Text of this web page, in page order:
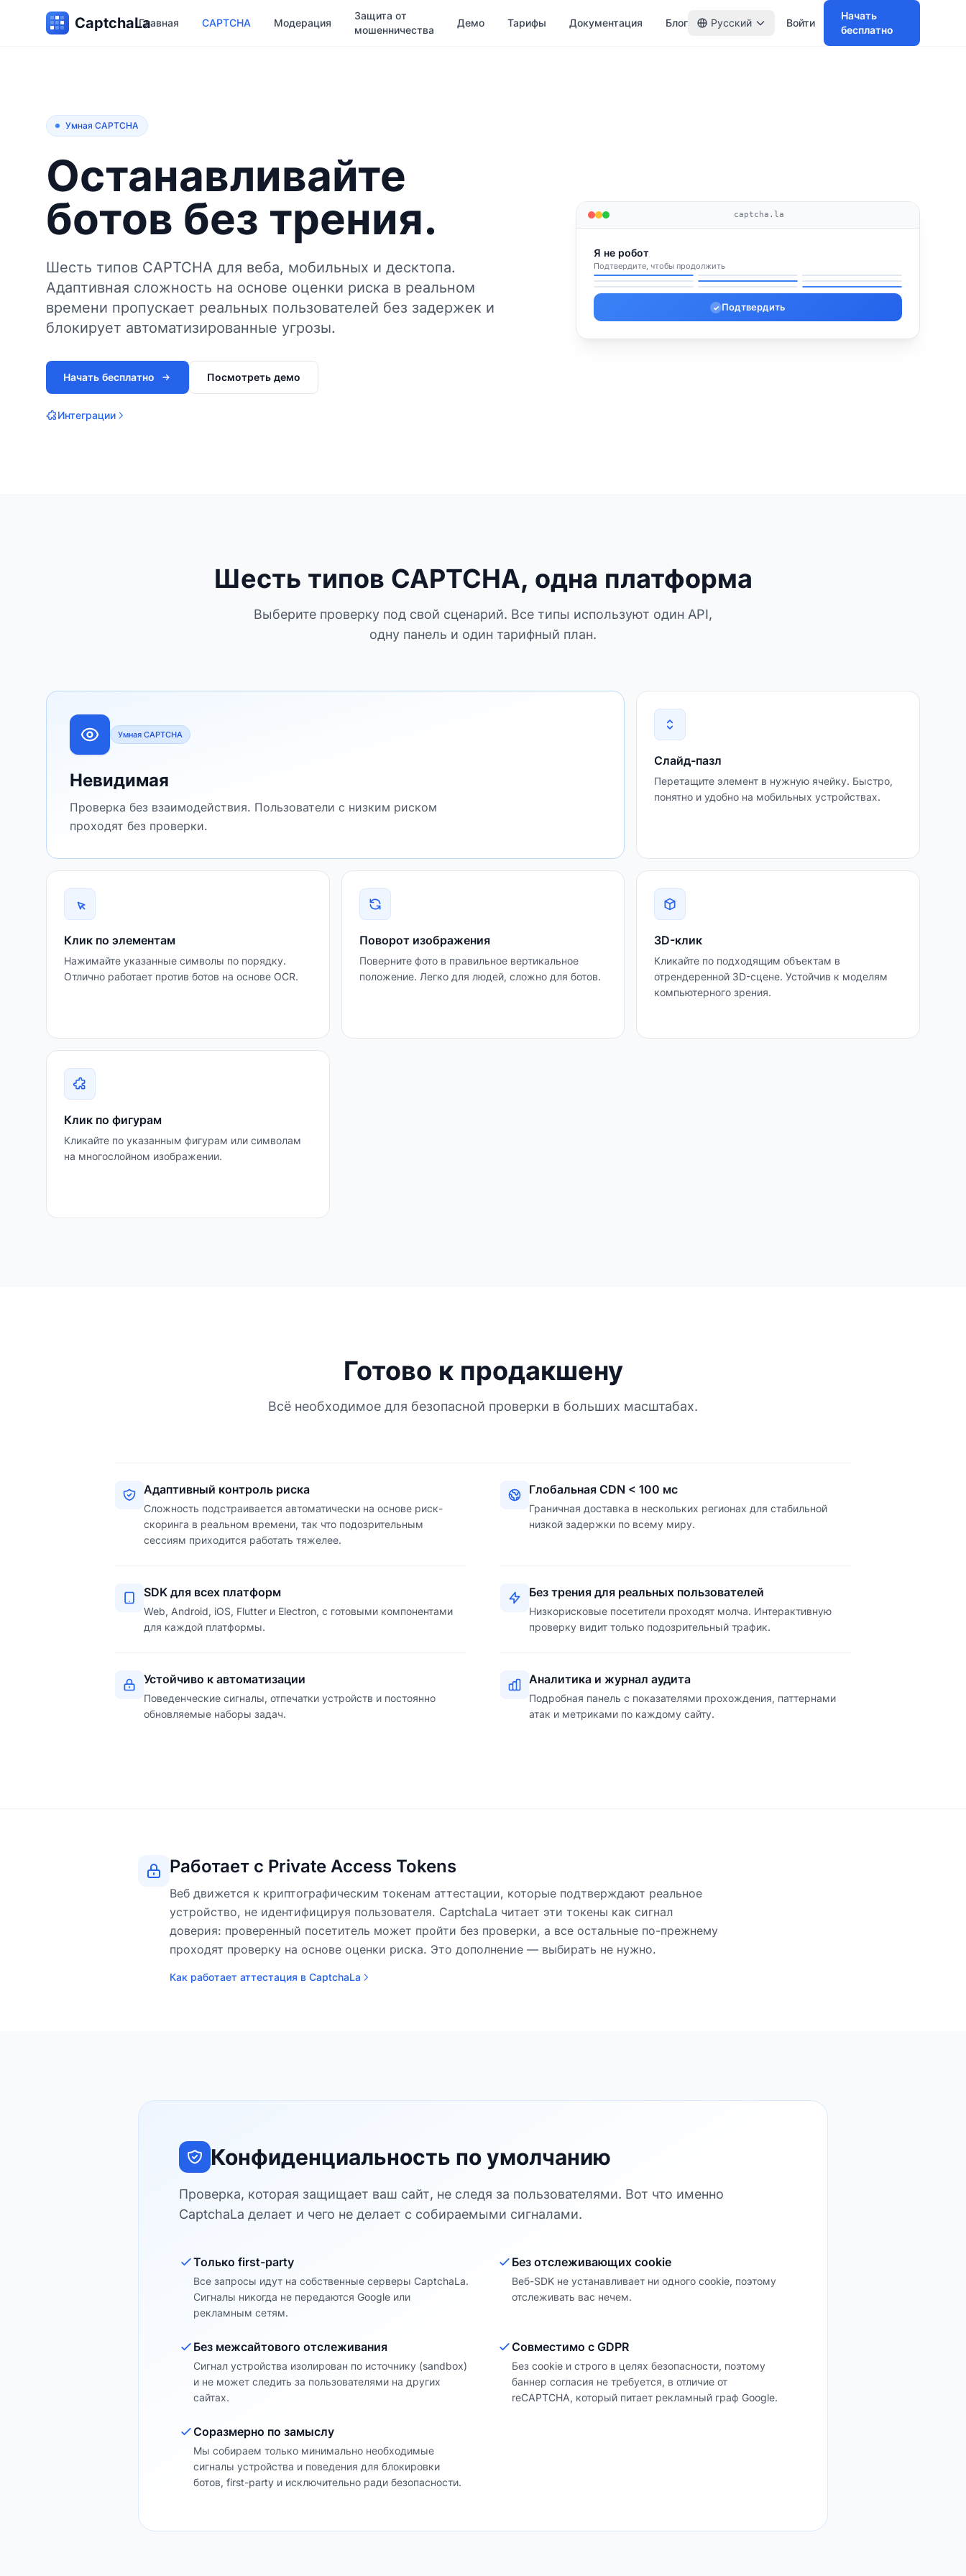
CaptchaLaГлавная CAPTCHA Модерация
Защита от
мошенничества
Демо Тарифы Документация Блог Русский Войти
Начать
бесплатно
Умная CAPTCHA
Останавливайте
ботов без трения.
Шесть типов CAPTCHA для веба, мобильных и десктопа.
Адаптивная сложность на основе оценки риска в реальном
времени пропускает реальных пользователей без задержек и
блокирует автоматизированные угрозы.
Начать бесплатно Посмотреть демо
Интеграции
captcha.la
Я не робот
Подтвердите, чтобы продолжить
✓
✓
✓
✓ Подтвердить
Шесть типов CAPTCHA, одна платформа
Выберите проверку под свой сценарий. Все типы используют один API,
одну панель и один тарифный план.
Умная CAPTCHA
Невидимая
Проверка без взаимодействия. Пользователи с низким риском
проходят без проверки.
Слайд-пазл
Перетащите элемент в нужную ячейку. Быстро,
понятно и удобно на мобильных устройствах.
Клик по элементам
Нажимайте указанные символы по порядку.
Отлично работает против ботов на основе OCR.
Поворот изображения
Поверните фото в правильное вертикальное
положение. Легко для людей, сложно для ботов.
3D-клик
Кликайте по подходящим объектам в
отрендеренной 3D-сцене. Устойчив к моделям
компьютерного зрения.
Клик по фигурам
Кликайте по указанным фигурам или символам
на многослойном изображении.
Готово к продакшену
Всё необходимое для безопасной проверки в больших масштабах.
Адаптивный контроль риска
Сложность подстраивается автоматически на основе риск-
скоринга в реальном времени, так что подозрительным
сессиям приходится работать тяжелее.
Глобальная CDN < 100 мс
Граничная доставка в нескольких регионах для стабильной
низкой задержки по всему миру.
SDK для всех платформ
Web, Android, iOS, Flutter и Electron, с готовыми компонентами
для каждой платформы.
Без трения для реальных пользователей
Низкорисковые посетители проходят молча. Интерактивную
проверку видит только подозрительный трафик.
Устойчиво к автоматизации
Поведенческие сигналы, отпечатки устройств и постоянно
обновляемые наборы задач.
Аналитика и журнал аудита
Подробная панель с показателями прохождения, паттернами
атак и метриками по каждому сайту.
Работает с Private Access Tokens
Веб движется к криптографическим токенам аттестации, которые подтверждают реальное
устройство, не идентифицируя пользователя. CaptchaLa читает эти токены как сигнал
доверия: проверенный посетитель может пройти без проверки, а все остальные по-прежнему
проходят проверку на основе оценки риска. Это дополнение — выбирать не нужно.
Как работает аттестация в CaptchaLa
Конфиденциальность по умолчанию
Проверка, которая защищает ваш сайт, не следя за пользователями. Вот что именно
CaptchaLa делает и чего не делает с собираемыми сигналами.
Только first-party
Все запросы идут на собственные серверы CaptchaLa.
Сигналы никогда не передаются Google или
рекламным сетям.
Без отслеживающих cookie
Веб-SDK не устанавливает ни одного cookie, поэтому
отслеживать вас нечем.
Без межсайтового отслеживания
Сигнал устройства изолирован по источнику (sandbox)
и не может следить за пользователями на других
сайтах.
Совместимо с GDPR
Без cookie и строго в целях безопасности, поэтому
баннер согласия не требуется, в отличие от
reCAPTCHA, который питает рекламный граф Google.
Соразмерно по замыслу
Мы собираем только минимально необходимые
сигналы устройства и поведения для блокировки
ботов, first-party и исключительно ради безопасности.